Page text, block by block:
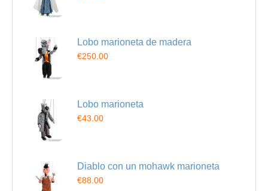
Lobo marioneta de madera
€250.00
Lobo marioneta
€43.00
Diablo con un mohawk marioneta
€88.00